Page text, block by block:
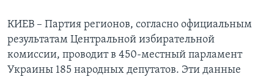
КИЕВ – Партия регионов, согласно официальным
результатам Центральной избирательной
комиссии, проводит в 450-местный парламент
Украины 185 народных депутатов. Эти данные